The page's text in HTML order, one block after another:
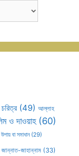
(49) আল্লাহ
ও দাওয়াহ(60)
উপায় বা সমাধান(29)
জান্নাত-জাহান্নাম (33)